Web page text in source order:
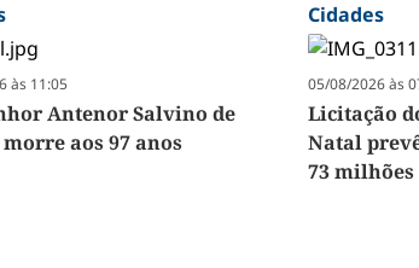
às 11:05
Antenor Salvino de
aos 97 anos
Cidades
05/08/2026 às
Licitação
Natal
73 milhões